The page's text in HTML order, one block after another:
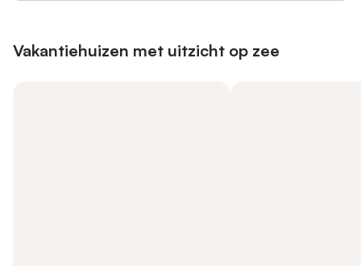
Vakantiehuizen met uitzicht op zee